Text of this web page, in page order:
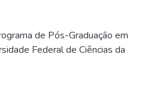
de Pós-Graduação em
Federal de Ciências da